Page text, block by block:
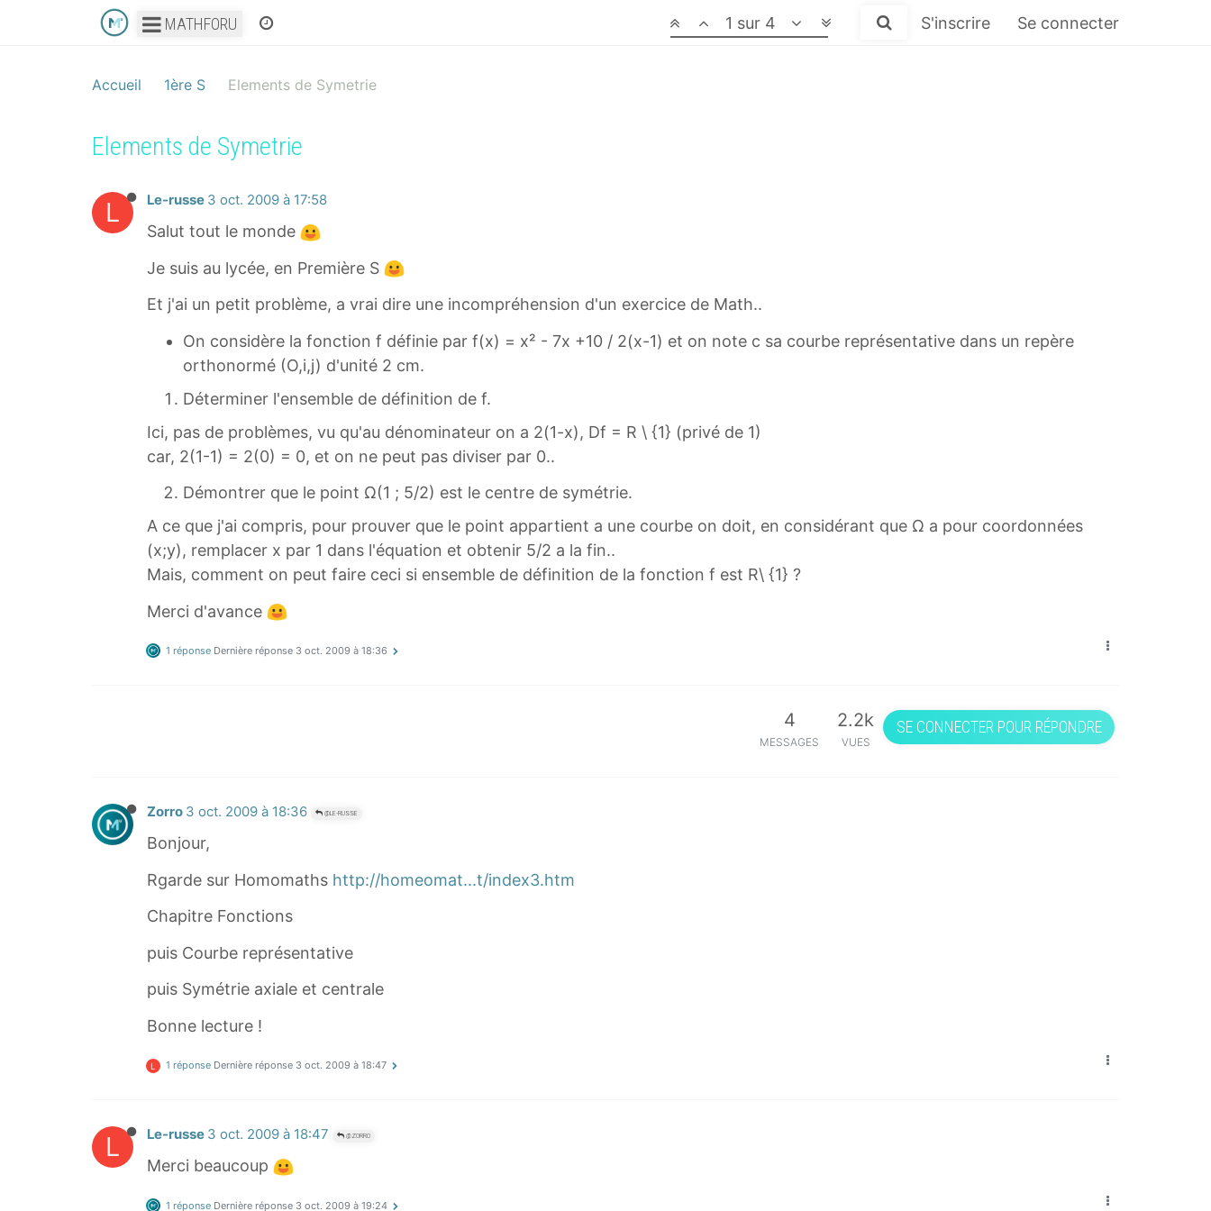
MATHFORU S'inscrire Se connecter
1 sur 4
Accueil 1ère S Elements de Symetrie
Elements de Symetrie
L Le-russe 3 oct. 2009 à 17:58
Salut tout le monde
Je suis au lycée, en Première S
Et j'ai un petit problème, a vrai dire une incompréhension d'un exercice de Math..
On considère la fonction f définie par f(x) = x² - 7x +10 / 2(x-1) et on note c sa courbe représentative dans un repère
orthonormé (O,i,j) d'unité 2 cm.
Déterminer l'ensemble de définition de f.
Ici, pas de problèmes, vu qu'au dénominateur on a 2(1-x), Df = R \ {1} (privé de 1)
car, 2(1-1) = 2(0) = 0, et on ne peut pas diviser par 0..
Démontrer que le point Ω(1 ; 5/2) est le centre de symétrie.
A ce que j'ai compris, pour prouver que le point appartient a une courbe on doit, en considérant que Ω a pour coordonnées
(x;y), remplacer x par 1 dans l'équation et obtenir 5/2 a la fin..
Mais, comment on peut faire ceci si ensemble de définition de la fonction f est R\ {1} ?
Merci d'avance
1 réponse Dernière réponse 3 oct. 2009 à 18:36
4
MESSAGES
2.2k
VUES
SE CONNECTER POUR RÉPONDRE
Zorro 3 oct. 2009 à 18:36 @LE-RUSSE
Bonjour,
Rgarde sur Homomaths http://homeomat...t/index3.htm
Chapitre Fonctions
puis Courbe représentative
puis Symétrie axiale et centrale
Bonne lecture !
L 1 réponse Dernière réponse 3 oct. 2009 à 18:47
L Le-russe 3 oct. 2009 à 18:47 @ZORRO
Merci beaucoup
1 réponse Dernière réponse 3 oct. 2009 à 19:24